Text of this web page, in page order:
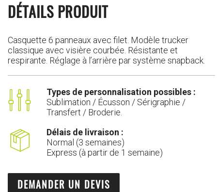
DÉTAILS PRODUIT
Casquette 6 panneaux avec filet. Modèle trucker
classique avec visière courbée. Résistante et
respirante. Réglage à l’arrière par système snapback.
Types de personnalisation possibles :
Sublimation / Écusson / Sérigraphie /
Transfert / Broderie.
Délais de livraison :
Normal (3 semaines)
Express (à partir de 1 semaine)
DEMANDER UN DEVIS